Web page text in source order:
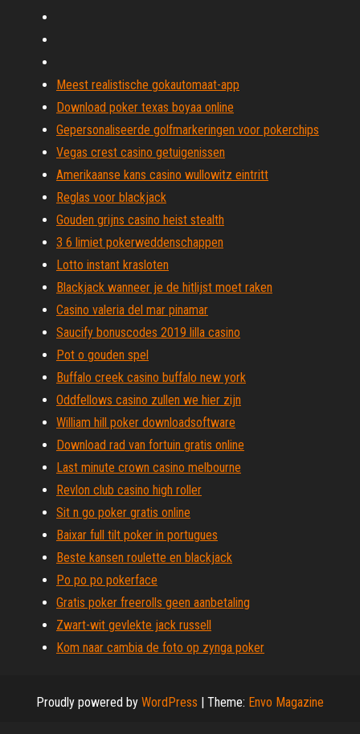
Meest realistische gokautomaat-app
Download poker texas boyaa online
Gepersonaliseerde golfmarkeringen voor pokerchips
Vegas crest casino getuigenissen
Amerikaanse kans casino wullowitz eintritt
Reglas voor blackjack
Gouden grijns casino heist stealth
3 6 limiet pokerweddenschappen
Lotto instant krasloten
Blackjack wanneer je de hitlijst moet raken
Casino valeria del mar pinamar
Saucify bonuscodes 2019 lilla casino
Pot o gouden spel
Buffalo creek casino buffalo new york
Oddfellows casino zullen we hier zijn
William hill poker downloadsoftware
Download rad van fortuin gratis online
Last minute crown casino melbourne
Revlon club casino high roller
Sit n go poker gratis online
Baixar full tilt poker in portugues
Beste kansen roulette en blackjack
Po po po pokerface
Gratis poker freerolls geen aanbetaling
Zwart-wit gevlekte jack russell
Kom naar cambia de foto op zynga poker
Proudly powered by WordPress | Theme: Envo Magazine